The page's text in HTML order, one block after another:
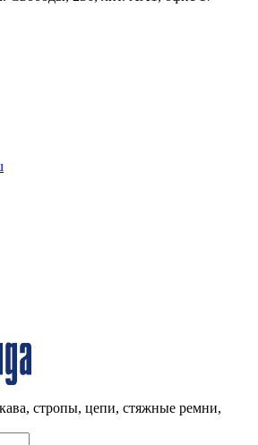
стропы, цепи, стяжные ремни,